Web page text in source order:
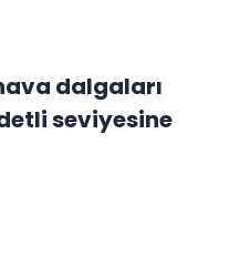
dalgaları
seviyesine